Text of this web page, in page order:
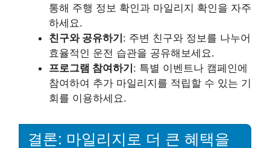
통해 주행 정보 확인과 마일리지 확인을 자주
하세요.
친구와 공유하기 : 주변 친구와 정보를 나누어
효율적인 운전 습관을 공유해보세요.
프로그램 참여하기 : 특별 이벤트나 캠페인에
참여하여 추가 마일리지를 적립할 수 있는 기
회를 이용하세요.
결론: 마일리지로 더 큰 혜택을